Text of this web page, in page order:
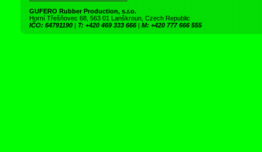
GUFERO Rubber Production, s.r.o.
Horní Třešňovec 68, 563 01 Lanškroun, Czech Republic
IČO: 64791190 | T: +420 469 333 666 | M: +420 777 666 555